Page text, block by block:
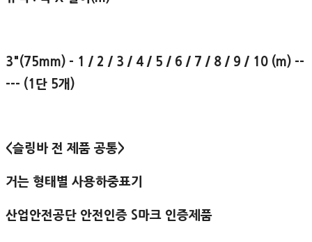
3"(75mm) - 1 / 2 / 3 / 4 / 5 / 6 / 7 / 8 / 9 / 10 (m) --
--- (1단 5개)
<슬링바 전 제품 공통>
거는 형태별 사용하중표기
산업안전공단 안전인증 S마크 인증제품